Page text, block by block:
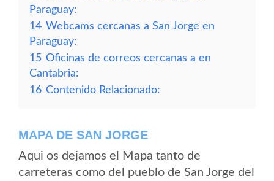
Paraguay:
14 Webcams cercanas a San Jorge en
Paraguay:
15 Oficinas de correos cercanas a en
Cantabria:
16 Contenido Relacionado:
MAPA DE SAN JORGE
Aqui os dejamos el Mapa tanto de
carreteras como del pueblo de San Jorge del